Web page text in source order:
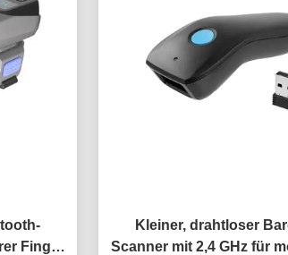
Finger
Kleiner, drahtloser
Scanner mit 2,4 GHz für